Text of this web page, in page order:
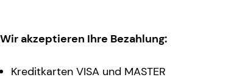
Wir akzeptieren Ihre Bezahlung:
Kreditkarten VISA und MASTER